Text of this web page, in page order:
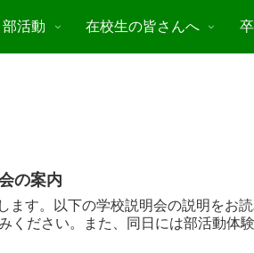
部活動 在校生の皆さんへ
の案内
ます。以下の学校説明会の説明をお
ください。また、同日には部活動体